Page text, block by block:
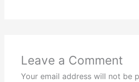
Leave a Comment
Your email address will not be